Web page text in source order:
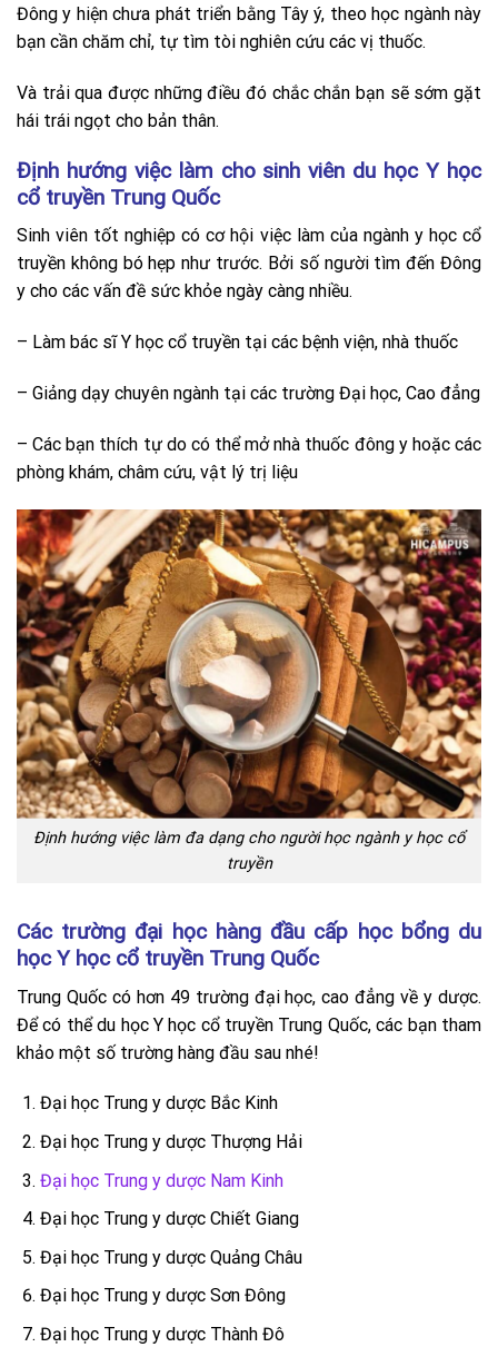
Đông y hiện chưa phát triển bằng Tây ý, theo học ngành này
bạn cần chăm chỉ, tự tìm tòi nghiên cứu các vị thuốc.
Và trải qua được những điều đó chắc chắn bạn sẽ sớm gặt
hái trái ngọt cho bản thân.
Định hướng việc làm cho sinh viên du học Y học
cổ truyền Trung Quốc
Sinh viên tốt nghiệp có cơ hội việc làm của ngành y học cổ
truyền không bó hẹp như trước. Bởi số người tìm đến Đông
y cho các vấn đề sức khỏe ngày càng nhiều.
– Làm bác sĩ Y học cổ truyền tại các bệnh viện, nhà thuốc
– Giảng dạy chuyên ngành tại các trường Đại học, Cao đẳng
– Các bạn thích tự do có thể mở nhà thuốc đông y hoặc các
phòng khám, châm cứu, vật lý trị liệu
Định hướng việc làm đa dạng cho người học ngành y học cổ
truyền
Các trường đại học hàng đầu cấp học bổng du
học Y học cổ truyền Trung Quốc
Trung Quốc có hơn 49 trường đại học, cao đẳng về y dược.
Để có thể du học Y học cổ truyền Trung Quốc, các bạn tham
khảo một số trường hàng đầu sau nhé!
Đại học Trung y dược Bắc Kinh
Đại học Trung y dược Thượng Hải
Đại học Trung y dược Nam Kinh
Đại học Trung y dược Chiết Giang
Đại học Trung y dược Quảng Châu
Đại học Trung y dược Sơn Đông
Đại học Trung y dược Thành Đô